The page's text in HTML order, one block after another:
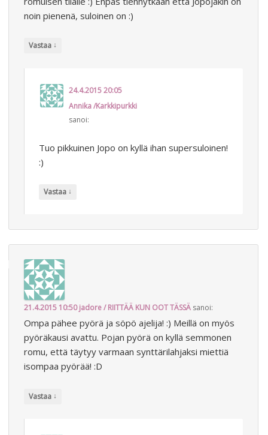
noin pienenä, suloinen on :)
Vastaa ↓
24.4.2015 20:05
Annika /Karkkipurkki
sanoi:
Tuo pikkuinen Jopo on kyllä ihan supersuloinen!
:)
Vastaa ↓
21.4.2015 10:50 jadore / RIITTÄÄ KUN OOT TÄSSÄ sanoi:
Ompa pähee pyörä ja söpö ajelija! :) Meillä on myös
pyöräkausi avattu. Pojan pyörä on kyllä semmonen
romu, että täytyy varmaan synttärilahjaksi miettiä
isompaa pyörää! :D
Vastaa ↓